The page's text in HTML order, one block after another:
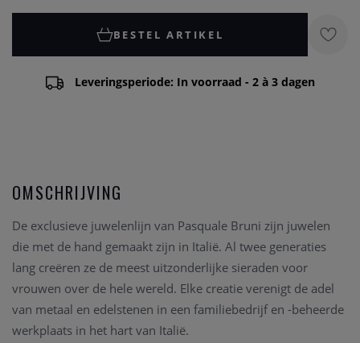
BESTEL ARTIKEL
Leveringsperiode: In voorraad - 2 à 3 dagen
OMSCHRIJVING
De exclusieve juwelenlijn van Pasquale Bruni zijn juwelen
die met de hand gemaakt zijn in Italië. Al twee generaties
lang creëren ze de meest uitzonderlijke sieraden voor
vrouwen over de hele wereld. Elke creatie verenigt de adel
van metaal en edelstenen in een familiebedrijf en -beheerde
werkplaats in het hart van Italië.